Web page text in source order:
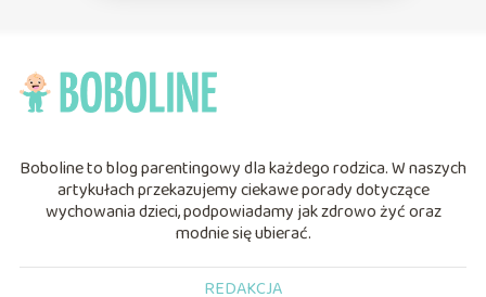
Boboline to blog parentingowy dla każdego rodzica. W naszych
artykułach przekazujemy ciekawe porady dotyczące
wychowania dzieci, podpowiadamy jak zdrowo żyć oraz
modnie się ubierać.
REDAKCJA